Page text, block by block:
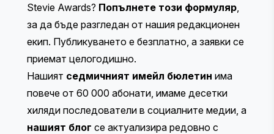
Stevie Awards? Попълнете този формуляр
за да бъде разгледан от нашия редакционен
екип. Публикуването е безплатно, а заявки се
приемат целогодишно.
Нашият седмичният имейл бюлетин има
повече от 60 000 абонати, имаме десетки
хиляди последователи в социалните медии, а
нашият блог се актуализира редовно с